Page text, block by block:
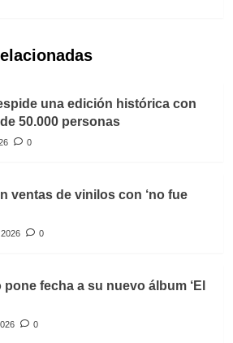
una edición histórica con
50.000 personas
0
ventas de vinilos con ‘no fue
0
fecha a su nuevo álbum ‘El
0